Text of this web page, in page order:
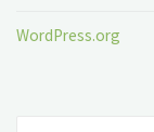
WordPress.org